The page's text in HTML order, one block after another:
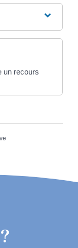
un recours